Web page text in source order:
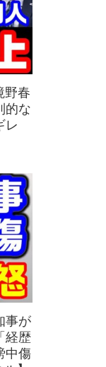
野春
的な
レ
事が
経歴
中傷